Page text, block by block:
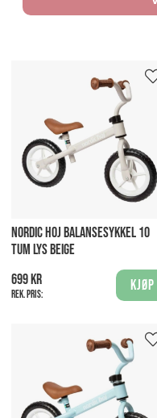
NORDIC HOJ BALANSESYKKEL 10
TUM LYS BEIGE
699 kr
Rek. pris:
Kjøp